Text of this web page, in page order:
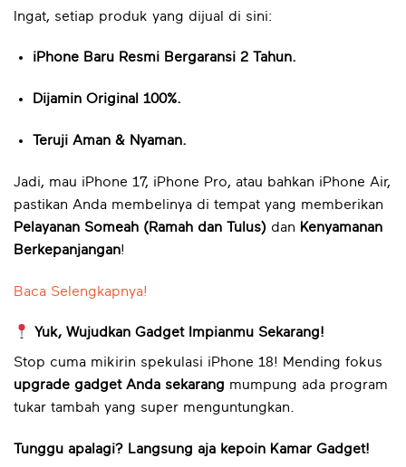
Ingat, setiap produk yang dijual di sini:
iPhone Baru Resmi Bergaransi 2 Tahun.
Dijamin Original 100%.
Teruji Aman & Nyaman.
Jadi, mau iPhone 17, iPhone Pro, atau bahkan iPhone Air,
pastikan Anda membelinya di tempat yang memberikan
Pelayanan Someah (Ramah dan Tulus) dan Kenyamanan
Berkepanjangan!
Baca Selengkapnya!
Yuk, Wujudkan Gadget Impianmu Sekarang!
Stop cuma mikirin spekulasi iPhone 18! Mending fokus
upgrade gadget Anda sekarang mumpung ada program
tukar tambah yang super menguntungkan.
Tunggu apalagi? Langsung aja kepoin Kamar Gadget!